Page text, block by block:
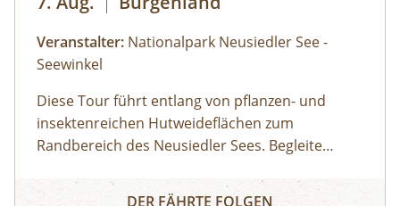
Veranstalter: Nationalpark Neusiedler See -
Seewinkel
Diese Tour führt entlang von pflanzen- und
insektenreichen Hutweideflächen zum
Randbereich des Neusiedler Sees. Begleite
Teilgebiete des Nationalparks. Je nach
Sandeck: Ein Blick in die Naturzone - Fahrradtour
DER FÄHRTE FOLGEN